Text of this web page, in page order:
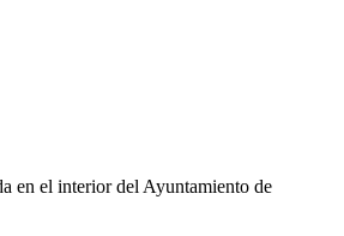
en el interior del Ayuntamiento de